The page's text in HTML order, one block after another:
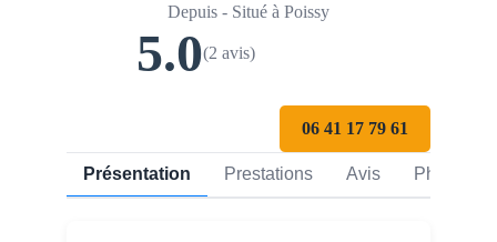
Depuis - Situé à Poissy
5.0(2 avis)
06 41 17 79 61
Présentation Prestations Avis Photos